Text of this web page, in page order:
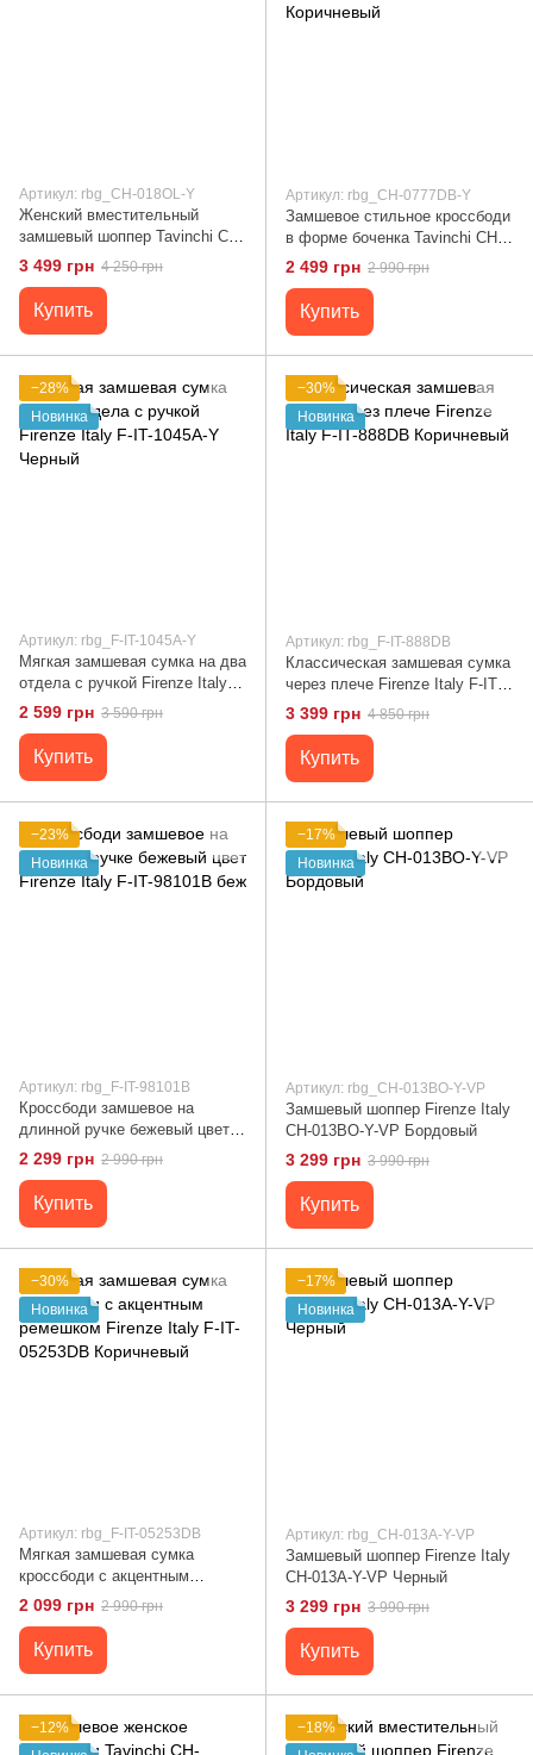
Артикул: rbg_CH-018OL-Y
Женский вместительный
замшевый шоппер Tavinchi CH-
018OL-Y олива
3 499 грн 4 250 грн
Купить
Артикул: rbg_CH-0777DB-Y
Замшевое стильное кроссбоди
в форме боченка Tavinchi CH-
0777DB-Y Коричневый
2 499 грн 2 990 грн
Купить
−28%
Новинка
Артикул: rbg_F-IT-1045A-Y
Мягкая замшевая сумка на два
отдела с ручкой Firenze Italy F-
IT-1045A-Y Черный
2 599 грн 3 590 грн
Купить
−30%
Новинка
Артикул: rbg_F-IT-888DB
Классическая замшевая сумка
через плече Firenze Italy F-IT-
888DB Коричневый
3 399 грн 4 850 грн
Купить
−23%
Новинка
Артикул: rbg_F-IT-98101B
Кроссбоди замшевое на
длинной ручке бежевый цвет
Firenze Italy F-IT-98101B беж
2 299 грн 2 990 грн
Купить
−17%
Новинка
Артикул: rbg_CH-013BO-Y-VP
Замшевый шоппер Firenze Italy
CH-013BO-Y-VP Бордовый
3 299 грн 3 990 грн
Купить
−30%
Новинка
Артикул: rbg_F-IT-05253DB
Мягкая замшевая сумка
кроссбоди с акцентным
ремешком Firenze Italy F-IT-
05253DB Коричневый
2 099 грн 2 990 грн
Купить
−17%
Новинка
Артикул: rbg_CH-013A-Y-VP
Замшевый шоппер Firenze Italy
CH-013A-Y-VP Черный
3 299 грн 3 990 грн
Купить
−12%
−18%